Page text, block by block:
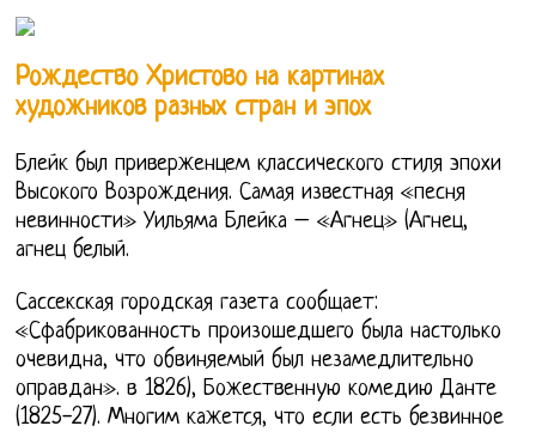
Рождество Христово на картинах
художников разных стран и эпох
Блейк был приверженцем классического стиля эпохи
Высокого Возрождения. Самая известная «песня
невинности» Уильяма Блейка – «Агнец» (Агнец,
агнец белый.
Сассекская городская газета сообщает:
«Сфабрикованность произошедшего была настолько
очевидна, что обвиняемый был незамедлительно
оправдан». в 1826), Божественную комедию Данте
(1825-27). Многим кажется, что если есть безвинное